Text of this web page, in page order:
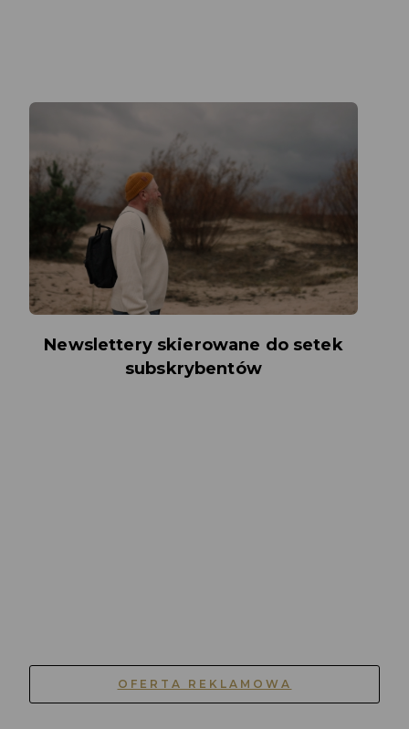
Newslettery skierowane do setek
subskrybentów
OFERTA REKLAMOWA